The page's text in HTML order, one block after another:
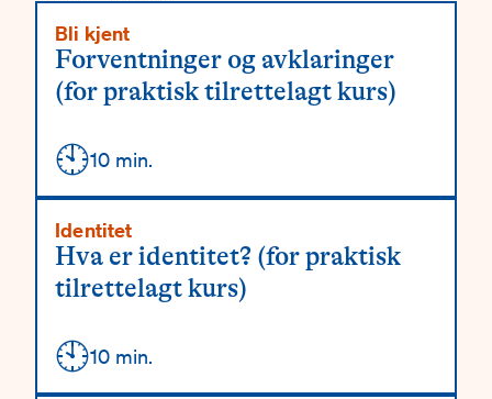
Forventninger og avklaringer
(for praktisk tilrettelagt kurs)
Bli kjent
Detaljer
🕙10 min.
Hva er identitet? (for praktisk
tilrettelagt kurs)
Identitet
Detaljer
🕙10 min.